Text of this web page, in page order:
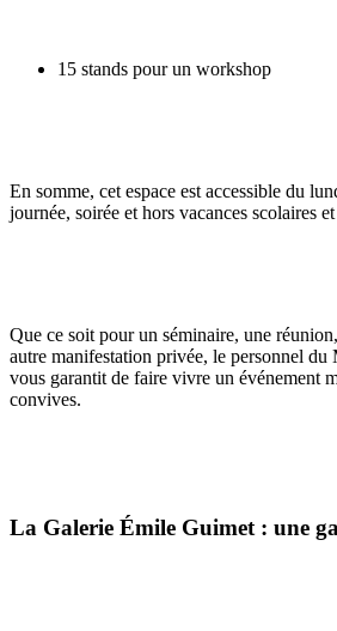
15 stands pour un workshop
En somme, cet espace est accessible du
journée, soirée et hors vacances scolaires
Que ce soit pour un séminaire, une
autre manifestation privée, le personnel du
vous garantit de faire vivre un événement
convives.
La Galerie Émile Guimet : une